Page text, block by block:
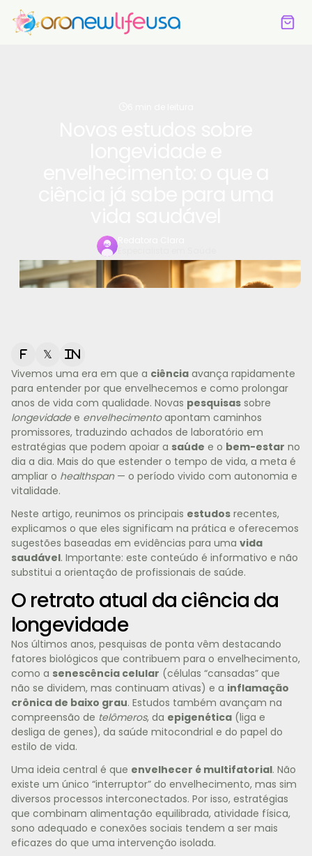
Especialista em Saúde
f 𝕏 in
Vivemos uma era em que a ciência avança rapidamente
para entender por que envelhecemos e como prolongar
anos de vida com qualidade. Novas pesquisas sobre
longevidadee envelhecimentoapontam caminhos
promissores, traduzindo achados de laboratório em
estratégias que podem apoiar a saúde e o bem-estar no
dia a dia. Mais do que estender o tempo de vida, a meta é
ampliar o healthspan— o período vivido com autonomia e
vitalidade.
Neste artigo, reunimos os principais estudos recentes,
explicamos o que eles significam na prática e oferecemos
sugestões baseadas em evidências para uma vida
saudável. Importante: este conteúdo é informativo e não
substitui a orientação de profissionais de saúde.
O retrato atual da ciência da
longevidade
Nos últimos anos, pesquisas de ponta vêm destacando
fatores biológicos que contribuem para o envelhecimento,
como a senescência celular (células “cansadas” que
não se dividem, mas continuam ativas) e a inflamação
crônica de baixo grau. Estudos também avançam na
compreensão de telômeros, da epigenética (liga e
desliga de genes), da saúde mitocondrial e do papel do
estilo de vida.
Uma ideia central é que envelhecer é multifatorial. Não
existe um único “interruptor” do envelhecimento, mas sim
diversos processos interconectados. Por isso, estratégias
que combinam alimentação equilibrada, atividade física,
sono adequado e conexões sociais tendem a ser mais
eficazes do que uma intervenção isolada.